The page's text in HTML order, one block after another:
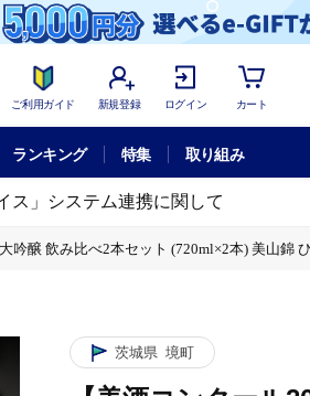
ご利用ガイド 新規登録 ログイン カート
ランキング 特集 取り組み
ス」システム連携に関して
吟醸 飲み比べ2本セット (720ml×2本) 美山錦
茨城県 境町